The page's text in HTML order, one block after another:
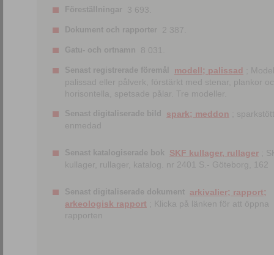
Föreställningar 3 693.
Dokument och rapporter 2 387.
Gatu- och ortnamn 8 031.
Senast registrerade föremål modell; palissad
;
palissad eller pålverk, förstärkt med stenar, plankor
horisontella, spetsade pålar. Tre modeller.
Senast digitaliserade bild spark; meddon ;
enmedad
Senast katalogiserade bok SKF kullager, rullager ;
kullager, rullager, katalog. nr 2401 S.- Göteborg, 162
Senast digitaliserade dokument arkivalier; rapport;
arkeologisk rapport ; Klicka på länken för att öppna
rapporten